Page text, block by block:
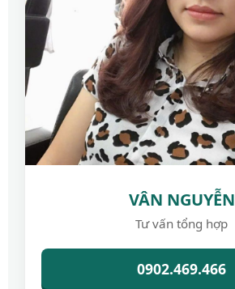
VÂN NGUYỄN
Tư vấn tổng hợp
0902.469.466